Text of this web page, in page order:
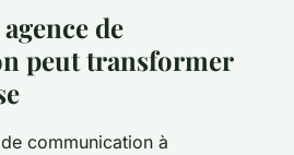
de
peut transformer
communication à